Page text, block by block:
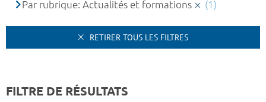
Par rubrique: Actualités et formations
(1)
RETIRER TOUS LES FILTRES
FILTRE DE RÉSULTATS